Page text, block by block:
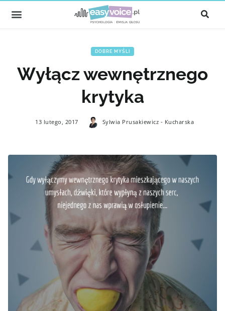
DOBRE MYŚLI
Wyłącz wewnętrznego
krytyka
13 lutego, 2017 Sylwia Prusakiewicz - Kucharska